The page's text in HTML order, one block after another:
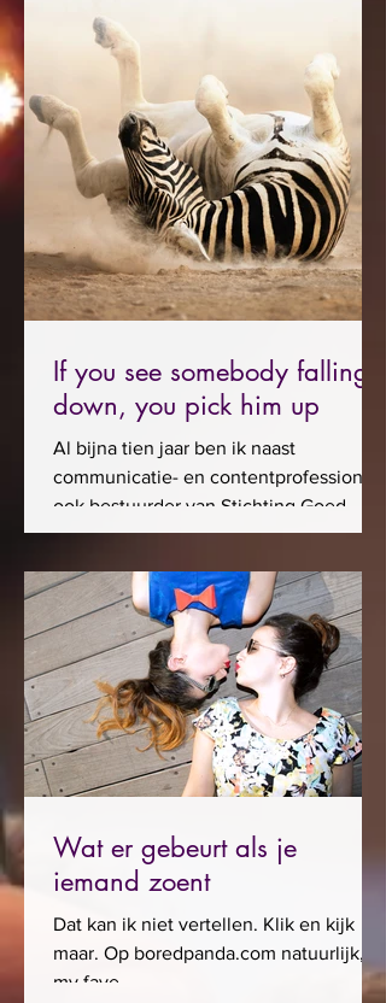
If you see somebody falling
down, you pick him up
Al bijna tien jaar ben ik naast
communicatie- en contentprofessional
ook bestuurder van Stichting Goed
Bezig in Groningen. Daar zet ik me...
Wat er gebeurt als je
iemand zoent
Dat kan ik niet vertellen. Klik en kijk
maar. Op boredpanda.com natuurlijk,
my fave...